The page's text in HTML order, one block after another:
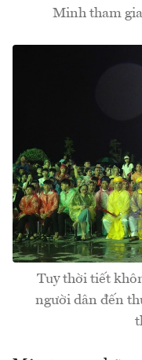
Minh tham
Tuy thời tiết
người dân đến